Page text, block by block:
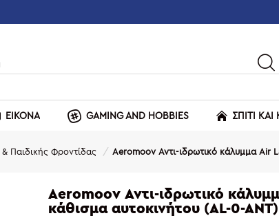
ΕΙΚΟΝΑ GAMING AND HOBBIES ΣΠΙΤΙ
Παιδικής Φροντίδας Aeromoov Αντι-ιδρωτικό κάλυμμα Air
Aeromoov Αντι-ιδρωτικό
κάθισμα αυτοκινήτου (AL-0-